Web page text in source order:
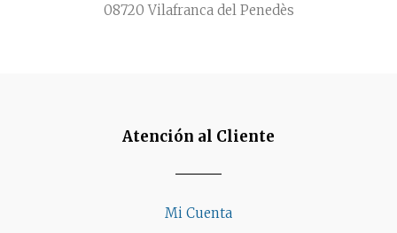
08720 Vilafranca del Penedès
Atención al Cliente
Mi Cuenta